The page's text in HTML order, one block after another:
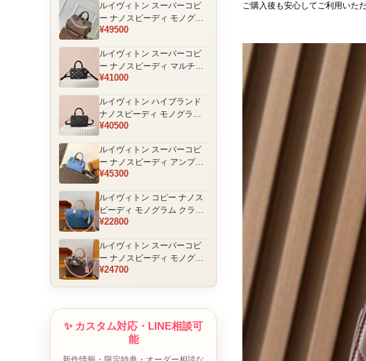
気モデル
ルイヴィトン スーパーコピ
ー ナノスピーディ モノグラ
ム ブラックハンドル 2WAY
¥49500
ルイヴィトン スーパーコピ
ー ナノスピーディ マルチカ
ラーモノグラム ミニボスト
ス
¥41000
ルイヴィトン ハイブランド
ナノスピーディ モノグラム
シャドウ 2WAYミニバッグ
¥40500
ルイヴィトン スーパーコピ
ー ナノスピーディ アンプラ
ントレザー ミニボストンバ
すめ
¥45300
ルイヴィトン コピー ナノス
ピーディ モノグラム クラシ
ックデザイン ミニボストン
¥22800
ルイヴィトン スーパーコピ
ー ナノスピーディ モノグラ
ム チャーム装飾 ミニボスト
¥24700
✨ カスタム対応・LINE相談可
能
ご購入後も安心してご利用いた